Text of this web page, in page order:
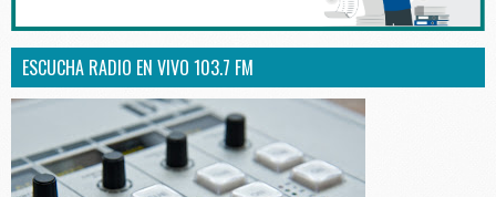
ESCUCHA RADIO EN VIVO 103.7 FM